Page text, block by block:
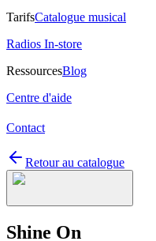
TarifsCatalogue musical
Radios In-store
RessourcesBlog
Centre d'aide
Contact
Retour au catalogue
Shine On